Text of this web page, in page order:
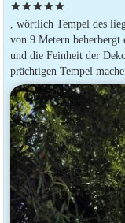
starstarstarstarstar
, wörtlich Tempel des
von 9 Metern beherbergt
und die Feinheit der
prächtigen Tempel